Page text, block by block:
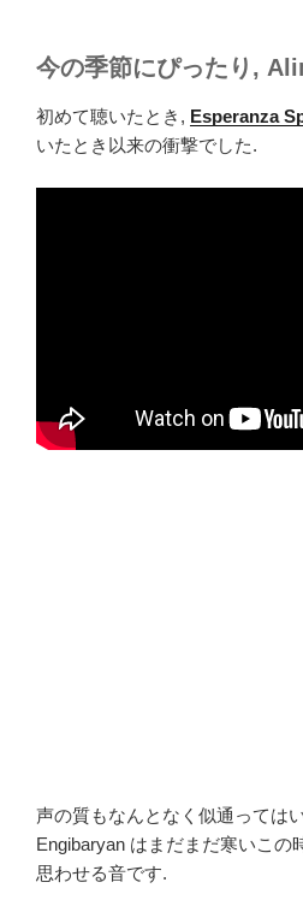
今の季節にぴったり,
初めて聴いたとき, Esperanza
いたとき以来の衝撃でした.
声の質もなんとなく似通っては
Engibaryan はまだまだ寒いこの
思わせる音です.